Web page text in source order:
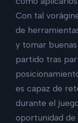
Con tal
de
y tomar
partido tras
es capaz de
durante el
oportunidad de